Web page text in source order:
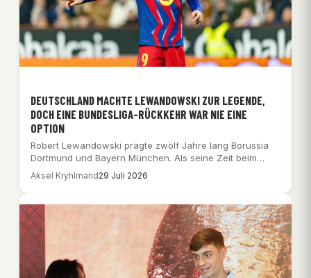
DEUTSCHLAND MACHTE LEWANDOWSKI ZUR LEGENDE,
DOCH EINE BUNDESLIGA-RÜCKKEHR WAR NIE EINE
OPTION
Robert Lewandowski prägte zwölf Jahre lang Borussia
Dortmund und Bayern München. Als seine Zeit beim…
Aksel Kryhlmand29 Juli 2026